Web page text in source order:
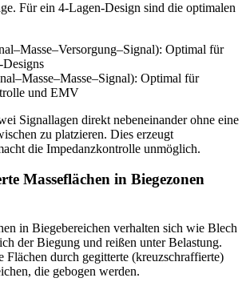
Für ein 4-Lagen-Design sind die optimalen
Optimal für
Optimal für
und EMV
Signallagen direkt nebeneinander ohne eine
zu platzieren. Dies erzeugt
die Impedanzkontrolle unmöglich.
Masseflächen in Biegezonen
in Biegebereichen verhalten sich wie Blech
der Biegung und reißen unter Belastung.
Flächen durch gegitterte (kreuzschraffierte)
die gebogen werden.